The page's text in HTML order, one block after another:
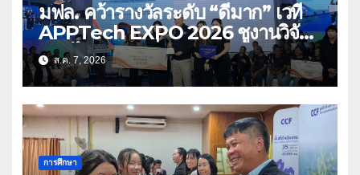
มฟล. คว้ารางวัลระดับ “ดีมาก” เวที
APPTech EXPO 2026 ชูงานวิจัย
สมุนไพร ขับเคลื่อนนวัตกรรมสู่เชิง
พาณิชย์
ส.ค. 7, 2026
การศึกษา